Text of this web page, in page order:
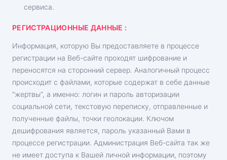
сервиса.
РЕГИСТРАЦИОННЫЕ ДАННЫЕ :
Информация, которую Вы предоставляете в процессе
регистрации на Веб-сайте проходят шифрование и
переносятся на сторонний сервер. Аналогичный процесс
происходит с файлами, которые содержат в себе данные
“жертвы”, а именно: логин и пароль авторизации
социальной сети, текстовую переписку, отправленные и
полученные файлы, точки геолокации. Ключом
дешифрования является, пароль указанный Вами в
процессе регистрации. Администрация Веб-сайта так же
не имеет доступа к Вашей личной информации, поэтому